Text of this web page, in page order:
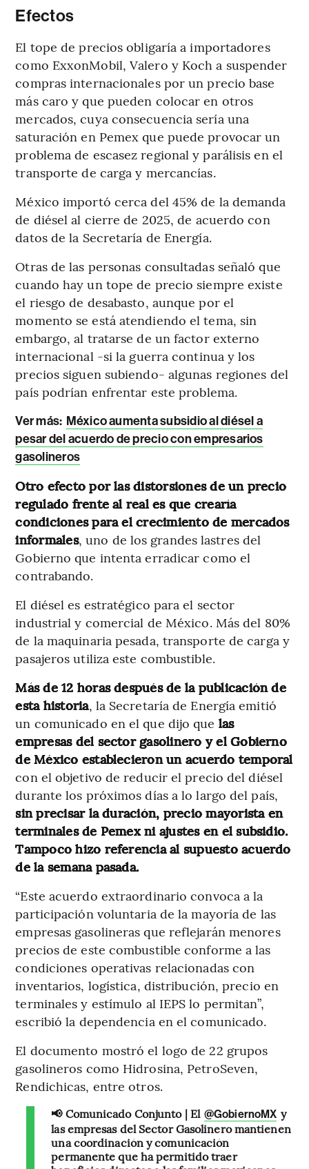
Efectos
El tope de precios obligaría a importadores
como ExxonMobil, Valero y Koch a suspender
compras internacionales por un precio base
más caro y que pueden colocar en otros
mercados, cuya consecuencia sería una
saturación en Pemex que puede provocar un
problema de escasez regional y parálisis en el
transporte de carga y mercancías.
México importó cerca del 45% de la demanda
de diésel al cierre de 2025, de acuerdo con
datos de la Secretaría de Energía.
Otras de las personas consultadas señaló que
cuando hay un tope de precio siempre existe
el riesgo de desabasto, aunque por el
momento se está atendiendo el tema, sin
embargo, al tratarse de un factor externo
internacional -si la guerra continua y los
precios siguen subiendo- algunas regiones del
país podrían enfrentar este problema.
Ver más: México aumenta subsidio al diésel a
pesar del acuerdo de precio con empresarios
gasolineros
Otro efecto por las distorsiones de un precio
regulado frente al real es que crearía
condiciones para el crecimiento de mercados
informales, uno de los grandes lastres del
Gobierno que intenta erradicar como el
contrabando.
El diésel es estratégico para el sector
industrial y comercial de México. Más del 80%
de la maquinaria pesada, transporte de carga y
pasajeros utiliza este combustible.
Más de 12 horas después de la publicación de
esta historia, la Secretaría de Energía emitió
un comunicado en el que dijo que las
empresas del sector gasolinero y el Gobierno
de México establecieron un acuerdo temporal
con el objetivo de reducir el precio del diésel
durante los próximos días a lo largo del país,
sin precisar la duración, precio mayorista en
terminales de Pemex ni ajustes en el subsidio.
Tampoco hizo referencia al supuesto acuerdo
de la semana pasada.
“Este acuerdo extraordinario convoca a la
participación voluntaria de la mayoría de las
empresas gasolineras que reflejarán menores
precios de este combustible conforme a las
condiciones operativas relacionadas con
inventarios, logística, distribución, precio en
terminales y estímulo al IEPS lo permitan”,
escribió la dependencia en el comunicado.
El documento mostró el logo de 22 grupos
gasolineros como Hidrosina, PetroSeven,
Rendichicas, entre otros.
📢 Comunicado Conjunto | El @GobiernoMX y
las empresas del Sector Gasolinero mantienen
una coordinación y comunicación
permanente que ha permitido traer